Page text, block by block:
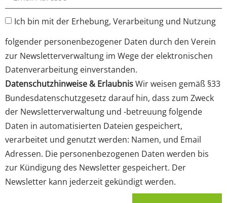
Ich bin mit der Erhebung, Verarbeitung und Nutzung
folgender personenbezogener Daten durch den Verein
zur Newsletterverwaltung im Wege der elektronischen
Datenverarbeitung einverstanden.
Datenschutzhinweise & ErlaubnisWir weisen gemäß §33
Bundesdatenschutzgesetz darauf hin, dass zum Zweck
der Newsletterverwaltung und -betreuung folgende
Daten in automatisierten Dateien gespeichert,
verarbeitet und genutzt werden: Namen, und Email
Adressen. Die personenbezogenen Daten werden bis
zur Kündigung des Newsletter gespeichert. Der
Newsletter kann jederzeit gekündigt werden.